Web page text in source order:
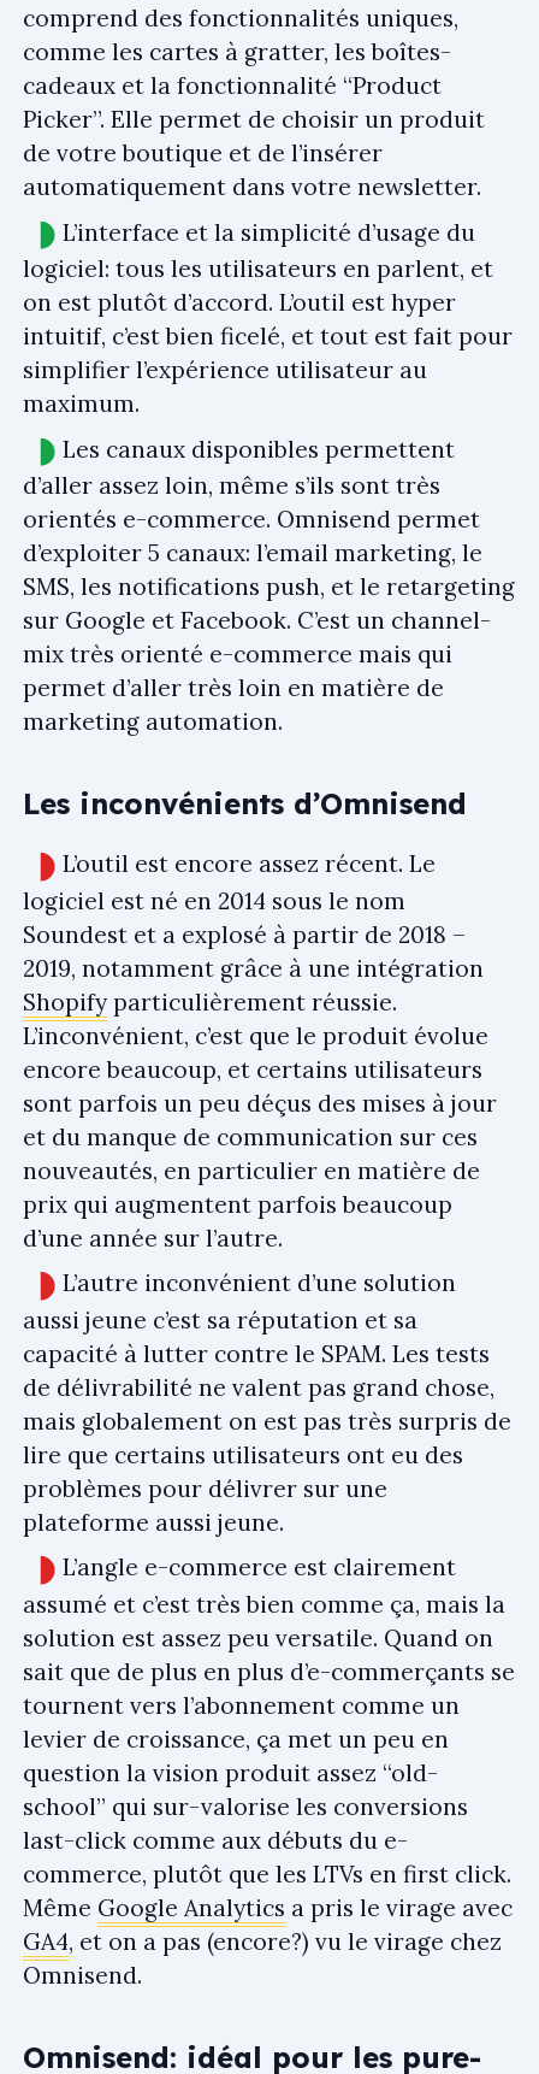
comprend des fonctionnalités uniques,
comme les cartes à gratter, les boîtes-
cadeaux et la fonctionnalité “Product
Picker”. Elle permet de choisir un produit
de votre boutique et de l’insérer
automatiquement dans votre newsletter.
L’interface et la simplicité d’usage du
logiciel: tous les utilisateurs en parlent, et
on est plutôt d’accord. L’outil est hyper
intuitif, c’est bien ficelé, et tout est fait pour
simplifier l’expérience utilisateur au
maximum.
Les canaux disponibles permettent
d’aller assez loin, même s’ils sont très
orientés e-commerce. Omnisend permet
d’exploiter 5 canaux: l’email marketing, le
SMS, les notifications push, et le retargeting
sur Google et Facebook. C’est un channel-
mix très orienté e-commerce mais qui
permet d’aller très loin en matière de
marketing automation.
Les inconvénients d’Omnisend
L’outil est encore assez récent. Le
logiciel est né en 2014 sous le nom
Soundest et a explosé à partir de 2018 –
2019, notamment grâce à une intégration
Shopify particulièrement réussie.
L’inconvénient, c’est que le produit évolue
encore beaucoup, et certains utilisateurs
sont parfois un peu déçus des mises à jour
et du manque de communication sur ces
nouveautés, en particulier en matière de
prix qui augmentent parfois beaucoup
d’une année sur l’autre.
L’autre inconvénient d’une solution
aussi jeune c’est sa réputation et sa
capacité à lutter contre le SPAM. Les tests
de délivrabilité ne valent pas grand chose,
mais globalement on est pas très surpris de
lire que certains utilisateurs ont eu des
problèmes pour délivrer sur une
plateforme aussi jeune.
L’angle e-commerce est clairement
assumé et c’est très bien comme ça, mais la
solution est assez peu versatile. Quand on
sait que de plus en plus d’e-commerçants se
tournent vers l’abonnement comme un
levier de croissance, ça met un peu en
question la vision produit assez “old-
school” qui sur-valorise les conversions
last-click comme aux débuts du e-
commerce, plutôt que les LTVs en first click.
Même Google Analytics a pris le virage avec
GA4, et on a pas (encore?) vu le virage chez
Omnisend.
Omnisend: idéal pour les pure-